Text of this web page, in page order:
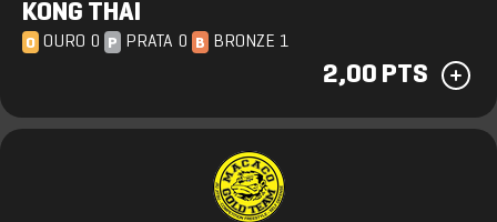
KONG THAI
O OURO 0 P PRATA 0 B BRONZE 1
2,00 PTS